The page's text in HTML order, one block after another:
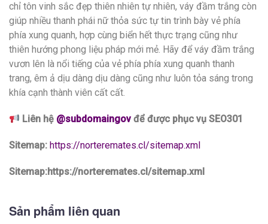
chỉ tôn vinh sắc đẹp thiên nhiên tự nhiên, váy đầm trắng còn
giúp nhiều thanh phái nữ thỏa sức tự tin trình bày vẻ phía
phía xung quanh, hợp cùng biển hết thực trạng cũng như
thiên hướng phong liệu pháp mới mẻ. Hãy để váy đầm trắng
vươn lên là nổi tiếng của vẻ phía phía xung quanh thanh
trang, êm ả dịu dàng dịu dàng cũng như luôn tỏa sáng trong
khía cạnh thành viên cất cất.
Liên hệ @subdomaingov để được phục vụ SEO301
Sitemap: https://norteremates.cl/sitemap.xml
Sitemap:https://norteremates.cl/sitemap.xml
Sản phẩm liên quan